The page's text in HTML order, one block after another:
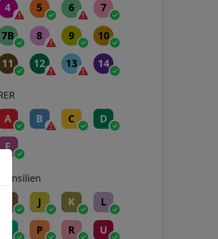
4 5 6 7
7B 8 9 10
11 12 13 14
A B C D
E
J K L
P R U